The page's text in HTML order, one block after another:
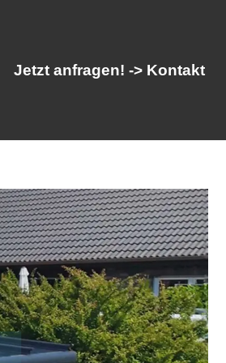
Jetzt anfragen! -> Kontakt